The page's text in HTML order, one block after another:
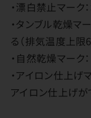
・漂白禁止マー
・タンブル乾燥マ
る（排気温度上限
・自然乾燥マーク
・アイロン仕上
アイロン仕上げが